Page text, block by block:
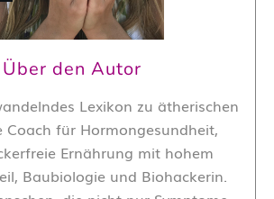
Über den Autor
Lexikon zu ätherischen
Coach für Hormongesundheit,
Ernährung mit hohem
Baubiologie und Biohackerin.